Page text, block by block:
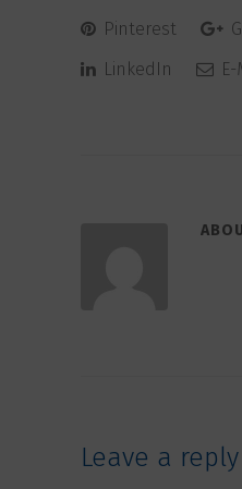
Pinterest
LinkedIn
Leave a reply